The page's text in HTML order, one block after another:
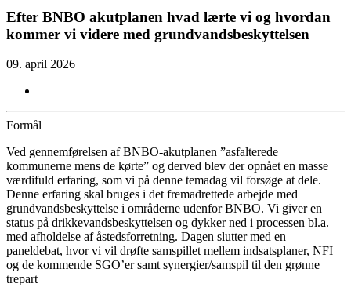
Efter BNBO akutplanen hvad lærte vi og hvordan
kommer vi videre med grundvandsbeskyttelsen
09. april 2026
Formål
Ved gennemførelsen af BNBO-akutplanen ”asfalterede
kommunerne mens de kørte” og derved blev der opnået en masse
værdifuld erfaring, som vi på denne temadag vil forsøge at dele.
Denne erfaring skal bruges i det fremadrettede arbejde med
grundvandsbeskyttelse i områderne udenfor BNBO. Vi giver en
status på drikkevandsbeskyttelsen og dykker ned i processen bl.a.
med afholdelse af åstedsforretning. Dagen slutter med en
paneldebat, hvor vi vil drøfte samspillet mellem indsatsplaner, NFI
og de kommende SGO’er samt synergier/samspil til den grønne
trepart